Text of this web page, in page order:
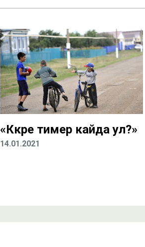
«Кәкре тимер кайда ул?»
14.01.2021